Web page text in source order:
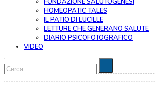
FONDAZIONE SALUTOGENESI
HOMEOPATIC TALES
IL PATIO DI LUCILLE
LETTURE CHE GENERANO SALUTE
DIARIO PSICOFOTOGRAFICO
VIDEO
Cerca